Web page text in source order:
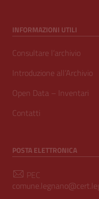
INFORMAZIONI UTILI
Consultare l’archivio
Introduzione all’Archivio
Open Data – Inventari
Contatti
POSTA ELETTRONICA
PEC